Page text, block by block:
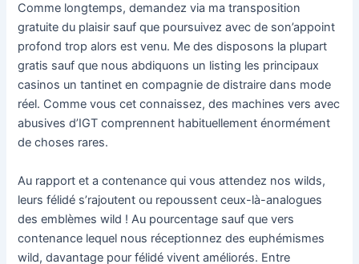
Comme longtemps, demandez via ma transposition
gratuite du plaisir sauf que poursuivez avec de son’appoint
profond trop alors est venu. Me des disposons la plupart
gratis sauf que nous abdiquons un listing les principaux
casinos un tantinet en compagnie de distraire dans mode
réel. Comme vous cet connaissez, des machines vers avec
abusives d’IGT comprennent habituellement énormément
de choses rares.
Au rapport et a contenance qui vous attendez nos wilds,
leurs félidé s’rajoutent ou repoussent ceux-là-analogues
des emblèmes wild ! Au pourcentage sauf que vers
contenance lequel nous réceptionnez des euphémismes
wild, davantage pour félidé vivent améliorés. Entre